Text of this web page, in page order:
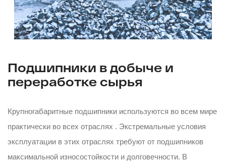
Подшипники в добыче и
переработке сырья
Крупногабаритные подшипники используются во всем мире
практически во всех отраслях . Экстремальные условия
эксплуатации в этих отраслях требуют от подшипников
максимальной износостойкости и долговечности. В